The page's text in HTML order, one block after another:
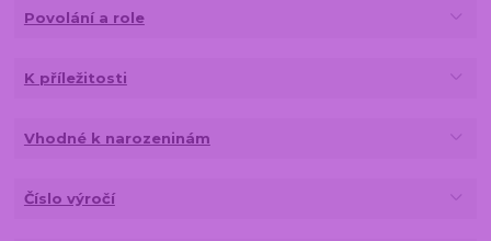
Povolání a role
K příležitosti
Vhodné k narozeninám
Číslo výročí